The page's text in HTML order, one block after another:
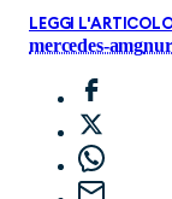
LEGGI
mercedes-amg